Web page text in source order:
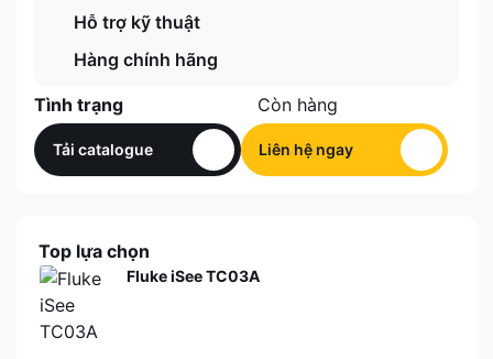
Hỗ trợ kỹ thuật
Hàng chính hãng
Tình trạng Còn hàng
Tải catalogue Liên hệ ngay
Top lựa chọn
Fluke iSee TC03A